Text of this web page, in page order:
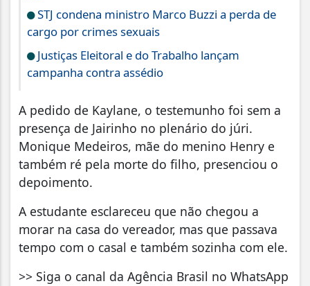
STJ condena ministro Marco Buzzi a perda de
cargo por crimes sexuais
Justiças Eleitoral e do Trabalho lançam
campanha contra assédio
A pedido de Kaylane, o testemunho foi sem a
presença de Jairinho no plenário do júri.
Monique Medeiros, mãe do menino Henry e
também ré pela morte do filho, presenciou o
depoimento.
A estudante esclareceu que não chegou a
morar na casa do vereador, mas que passava
tempo com o casal e também sozinha com ele.
>> Siga o canal da Agência Brasil no WhatsApp